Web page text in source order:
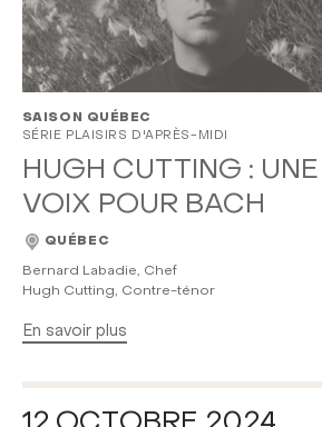
SAISON QUÉBEC
SÉRIE PLAISIRS D'APRÈS-MIDI
HUGH CUTTING : UNE
VOIX POUR BACH
QUÉBEC
Bernard Labadie, Chef
Hugh Cutting, Contre-ténor
En savoir plus